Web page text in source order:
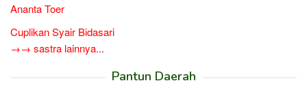
Ananta Toer
Cuplikan Syair Bidasari
→→ sastra lainnya...
Pantun Daerah